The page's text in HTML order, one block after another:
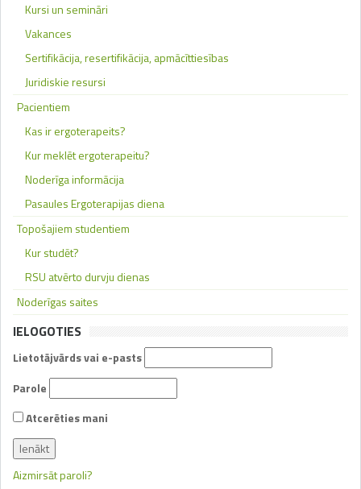
Kursi un semināri
Vakances
Sertifikācija, resertifikācija, apmācīttiesības
Juridiskie resursi
Pacientiem
Kas ir ergoterapeits?
Kur meklēt ergoterapeitu?
Noderīga informācija
Pasaules Ergoterapijas diena
Topošajiem studentiem
Kur studēt?
RSU atvērto durvju dienas
Noderīgas saites
IELOGOTIES
Lietotājvārds vai e-pasts
Parole
Atcerēties mani
Aizmirsāt paroli?